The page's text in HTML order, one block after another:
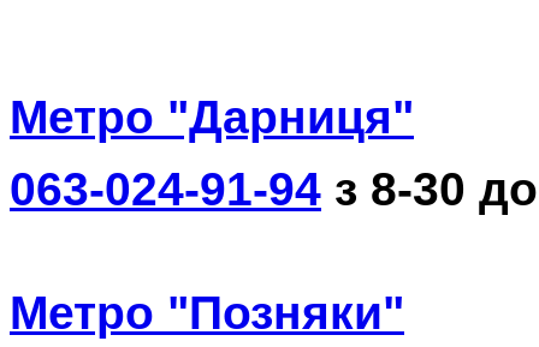
Метро "Дарниця"
063-024-91-94 з 8-30
Метро "Позняки"